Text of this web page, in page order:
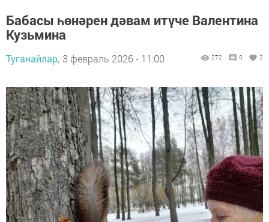
Бабасы һөнәрен дәвам итүче Валентина
Кузьмина
Туганайлар, 3 февраль 2026 - 11:00 272 0 2